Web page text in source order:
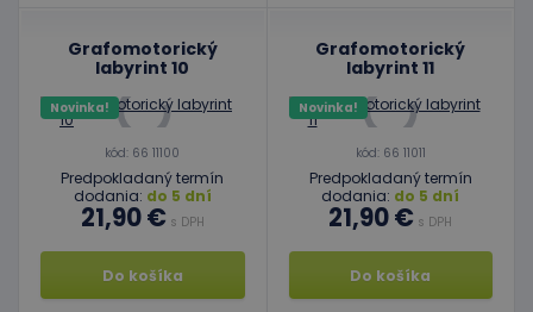
Grafomotorický
labyrint 10
Novinka!
kód: 66 11100
Predpokladaný termín
dodania: do 5 dní
21,90 € s DPH
Do košíka
Grafomotorický
labyrint 11
Novinka!
kód: 66 11011
Predpokladaný termín
dodania: do 5 dní
21,90 € s DPH
Do košíka